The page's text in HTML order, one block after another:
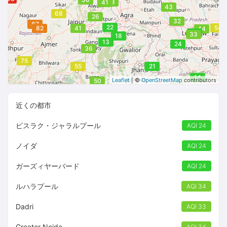
24
82
21
43
68
18
87
33
54
13
75
36
50
24
22
41
55
44
32
26
38
14
41
Leaflet| ©OpenStreetMap contributors
近くの都市
ビスラク・ジャラルプール AQI 24
ノイダ AQI 24
ガーズィヤーバード AQI 24
ルハラプール AQI 34
Dadri AQI 33